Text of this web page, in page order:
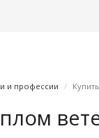
и профессии